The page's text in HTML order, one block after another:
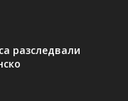
разследвали